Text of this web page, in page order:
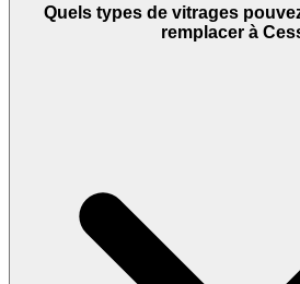
Quels types de vitrages
remplacer à